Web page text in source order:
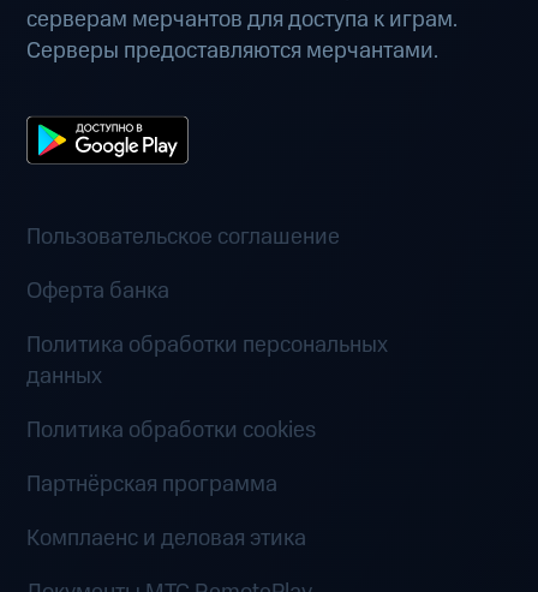
серверам мерчантов для доступа к играм.
Серверы предоставляются мерчантами.
Пользовательское соглашение
Оферта банка
Политика обработки персональных
данных
Политика обработки cookies
Партнёрская программа
Комплаенс и деловая этика